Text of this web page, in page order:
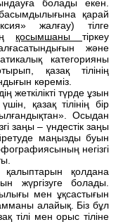
болады екен.
қарай
жалғау) тілге
қосымшанытіркеу
және
категорияны
қазақ тілінің
көреміз.
жеткілікті түрде ұзын
қазақ тілінің бір
Осыдан
заңы – үндестік заңы
маңызды буын
негізгі
қолдана
жүргізуге болады.
мен ұқсастығын
алайық. Біз бұл
тілі мен орыс тіліне